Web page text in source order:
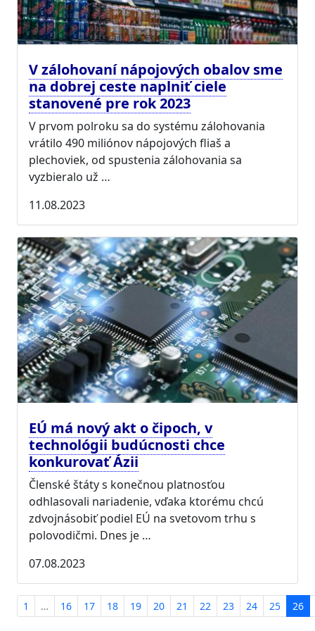
V zálohovaní nápojových obalov sme
na dobrej ceste naplniť ciele
stanovené pre rok 2023
V prvom polroku sa do systému zálohovania
vrátilo 490 miliónov nápojových fliaš a
plechoviek, od spustenia zálohovania sa
vyzbieralo už …
11.08.2023
EÚ má nový akt o čipoch, v
technológii budúcnosti chce
konkurovať Ázii
Členské štáty s konečnou platnosťou
odhlasovali nariadenie, vďaka ktorému chcú
zdvojnásobiť podiel EÚ na svetovom trhu s
polovodičmi. Dnes je …
07.08.2023
1 … 16 17 18 19 20 21 22 23 24 25 26